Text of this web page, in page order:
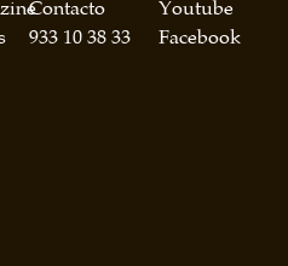
Contacto
933 10 38 33
Youtube
Facebook